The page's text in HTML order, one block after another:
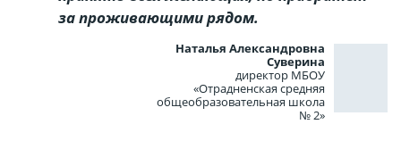
за проживающими рядом.
Наталья Александровна
Суверина
директор МБОУ
«Отрадненская средняя
общеобразовательная школа
№ 2»